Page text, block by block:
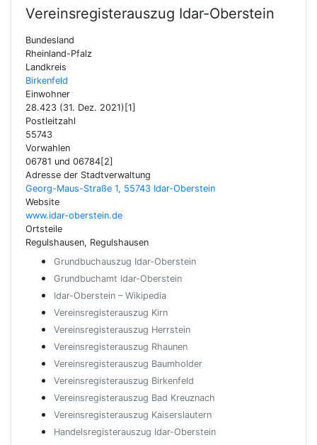
Vereinsregisterauszug Idar-Oberstein
Bundesland
Rheinland-Pfalz
Landkreis
Birkenfeld
Einwohner
28.423 (31. Dez. 2021)[1]
Postleitzahl
55743
Vorwahlen
06781 und 06784[2]
Adresse der Stadtverwaltung
Georg-Maus-Straße 1, 55743 Idar-Oberstein
Website
www.idar-oberstein.de
Ortsteile
Regulshausen, Regulshausen
Grundbuchauszug Idar-Oberstein
Grundbuchamt Idar-Oberstein
Idar-Oberstein – Wikipedia
Vereinsregisterauszug Kirn
Vereinsregisterauszug Herrstein
Vereinsregisterauszug Rhaunen
Vereinsregisterauszug Baumholder
Vereinsregisterauszug Birkenfeld
Vereinsregisterauszug Bad Kreuznach
Vereinsregisterauszug Kaiserslautern
Handelsregisterauszug Idar-Oberstein